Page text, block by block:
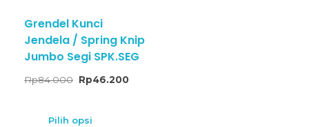
Grendel Kunci
Jendela / Spring Knip
Jumbo Segi SPK.SEG
Rp84.000 Rp46.200
Pilih opsi